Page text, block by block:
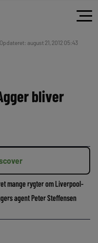
august 21, 2012 05:43
bliver
mange rygter om Liverpool-
agent Peter Steffensen